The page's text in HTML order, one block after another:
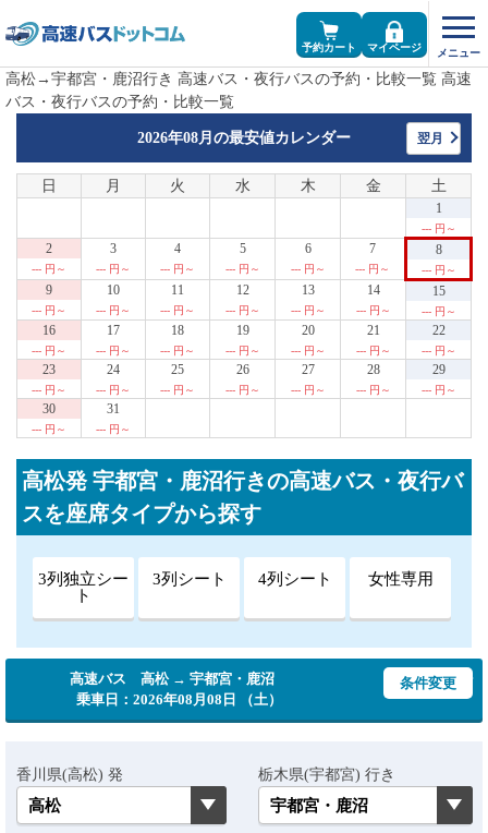
予約カート マイページ
高松→宇都宮・鹿沼行き 高速バス・夜行バスの予約・比較一覧 高速
バス・夜行バスの予約・比較一覧
2026年08月の最安値カレンダー 翌月
日 月 火 水 木 金 土
1
--- 円～
2
--- 円～
3
--- 円～
4
--- 円～
5
--- 円～
6
--- 円～
7
--- 円～
8
--- 円～
9
--- 円～
10
--- 円～
11
--- 円～
12
--- 円～
13
--- 円～
14
--- 円～
15
--- 円～
16
--- 円～
17
--- 円～
18
--- 円～
19
--- 円～
20
--- 円～
21
--- 円～
22
--- 円～
23
--- 円～
24
--- 円～
25
--- 円～
26
--- 円～
27
--- 円～
28
--- 円～
29
--- 円～
30
--- 円～
31
--- 円～
高松発 宇都宮・鹿沼行きの高速バス・夜行バ
スを座席タイプから探す
3列独立シー
ト
3列シート 4列シート 女性専用
高速バス 高松 → 宇都宮・鹿沼
乗車日：2026年08月08日 （土）
条件変更
香川県(高松) 発 栃木県(宇都宮) 行き